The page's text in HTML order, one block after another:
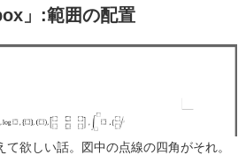
」:範囲の配置
て欲しい話。図中の点線の四角がそれ。